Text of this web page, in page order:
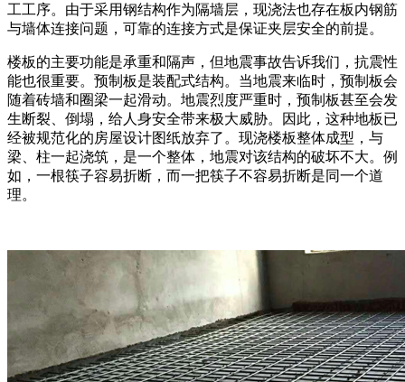
工工序。由于采用钢结构作为隔墙层，现浇法也存在板内钢筋
与墙体连接问题，可靠的连接方式是保证夹层安全的前提。
楼板的主要功能是承重和隔声，但地震事故告诉我们，抗震性
能也很重要。预制板是装配式结构。当地震来临时，预制板会
随着砖墙和圈梁一起滑动。地震烈度严重时，预制板甚至会发
生断裂、倒塌，给人身安全带来极大威胁。因此，这种地板已
经被规范化的房屋设计图纸放弃了。现浇楼板整体成型，与
梁、柱一起浇筑，是一个整体，地震对该结构的破坏不大。例
如，一根筷子容易折断，而一把筷子不容易折断是同一个道
理。